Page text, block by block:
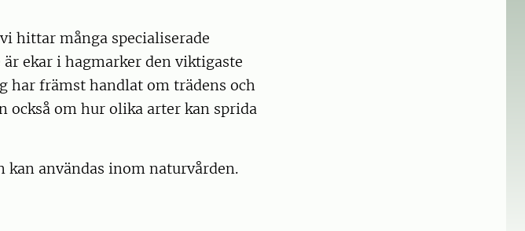
hittar många specialiserade
ekar i hagmarker den viktigaste
har främst handlat om trädens och
också om hur olika arter kan sprida
kan användas inom naturvården.